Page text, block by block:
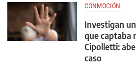
CONMOCIÓN
Investigan
que captaba
Cipolletti:
caso